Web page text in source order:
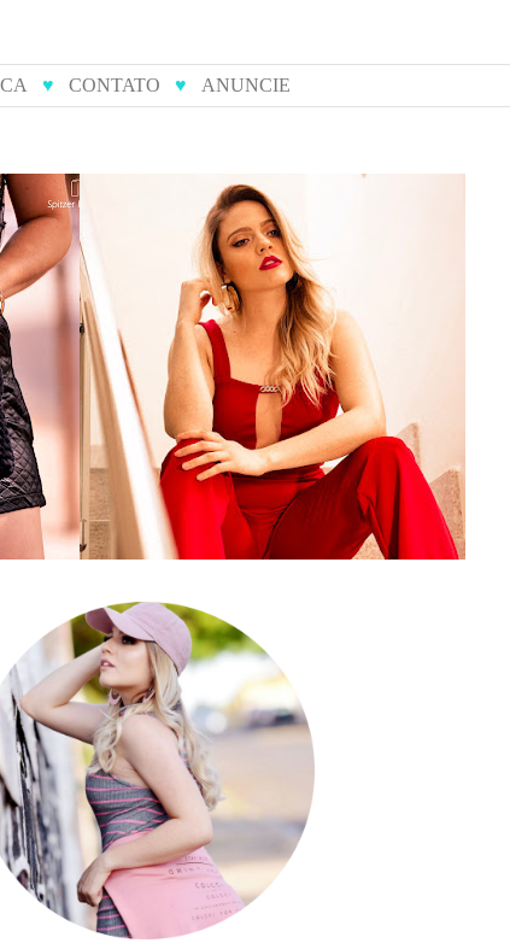
♥ CONTATO ♥ ANUNCIE
14 tendências do verão para
você arrasar nas festas de fim
de ano